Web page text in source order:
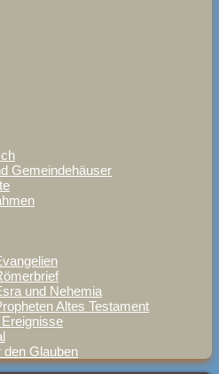
Gemeindehäuser
und Nehemia
Altes Testament
den Glauben